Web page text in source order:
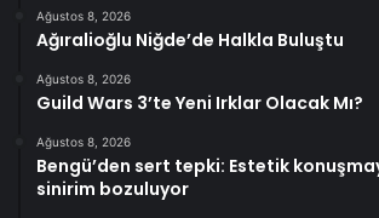
Ağustos 8, 2026
Ağıralioğlu Niğde’de Halkla Buluştu
Ağustos 8, 2026
Guild Wars 3’te Yeni Irklar Olacak Mı?
Ağustos 8, 2026
Bengü’den sert tepki: Estetik
sinirim bozuluyor